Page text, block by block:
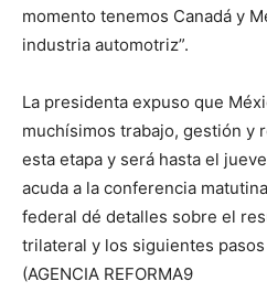
momento tenemos Canadá y
industria automotriz”.
La presidenta expuso que
muchísimos trabajo, gestión y
esta etapa y será hasta el
acuda a la conferencia
federal dé detalles sobre el
trilateral y los siguientes
(AGENCIA REFORMA9